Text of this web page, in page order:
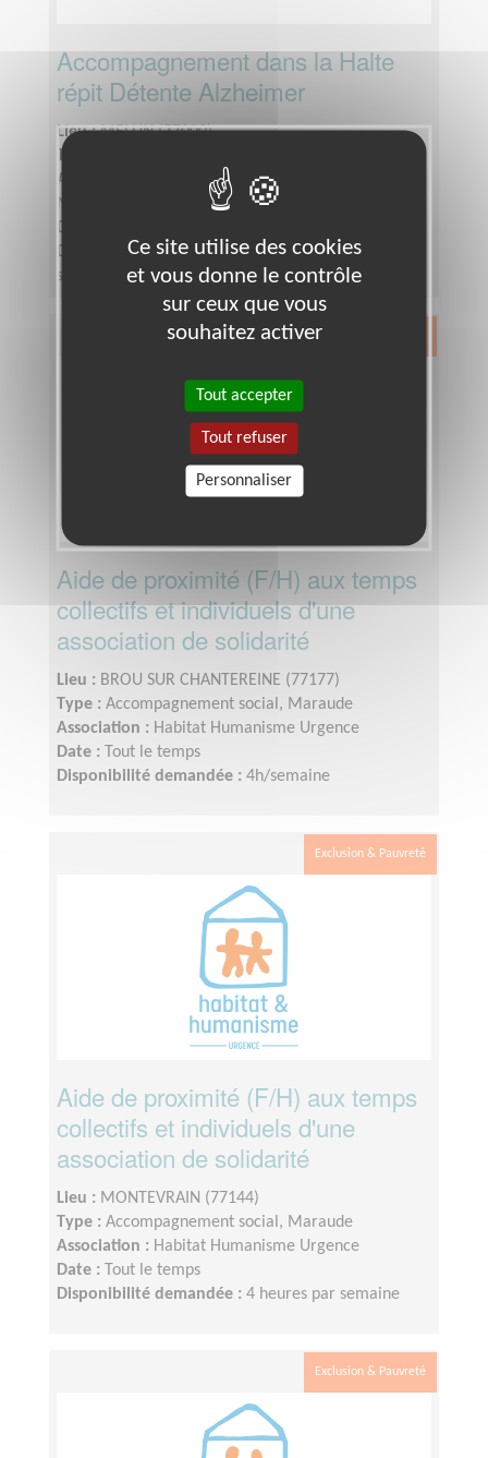
Accompagnement dans la Halte
répit Détente Alzheimer
Lieu :MELUN (77000)
Association :
Croix-Rouge Française - Délégation de
Melun
Date :
Disponibilité demandée :une demi journée par
semaine
Exclusion & Pauvreté
Aide de proximité (F/H) aux temps
collectifs et individuels d'une
association de solidarité
Lieu : BROU SUR CHANTEREINE (77177)
Type : Accompagnement social, Maraude
Association : Habitat Humanisme Urgence
Date :
Tout le temps
Disponibilité demandée : 4h/semaine
Exclusion & Pauvreté
Aide de proximité (F/H) aux temps
collectifs et individuels d'une
association de solidarité
Lieu : MONTEVRAIN (77144)
Type : Accompagnement social, Maraude
Association : Habitat Humanisme Urgence
Date :
Tout le temps
Disponibilité demandée : 4 heures par semaine
Exclusion & Pauvreté
Ce site utilise des cookies
et vous donne le contrôle
sur ceux que vous
souhaitez activer
Tout accepter
Tout refuser
Personnaliser